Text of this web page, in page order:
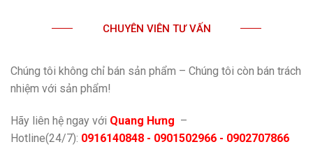
CHUYÊN VIÊN TƯ VẤN
Chúng tôi không chỉ bán sản phẩm – Chúng tôi còn bán trách
nhiệm với sản phẩm!
Hãy liên hệ ngay với Quang Hưng –
Hotline(24/7): 0916140848 - 0901502966 - 0902707866